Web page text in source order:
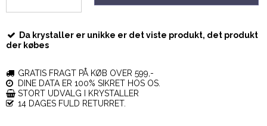
Da krystaller er unikke er det viste produkt, det produkt
der købes
GRATIS FRAGT PÅ KØB OVER 599,-
DINE DATA ER 100% SIKRET HOS OS.
STORT UDVALG I KRYSTALLER
14 DAGES FULD RETURRET.